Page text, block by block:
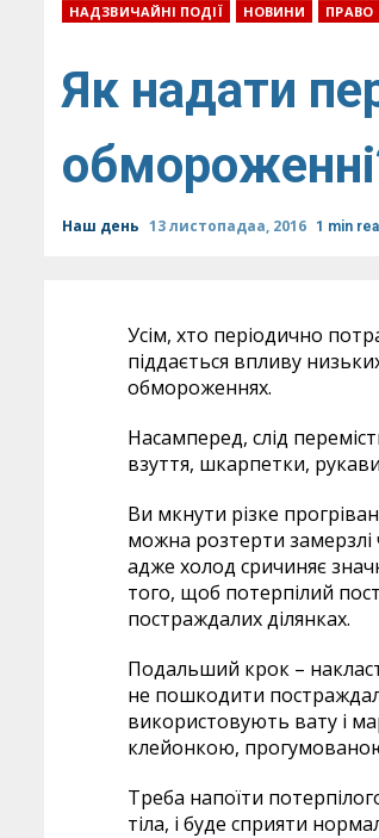
НАДЗВИЧАЙНІ ПОДІЇ НОВИНИ ПРАВО
Як надати
Наш день 13 листопадаа, 2016 1 min
Усім, хто періодично
піддається впливу
обмороженнях.
Насамперед, слід
взуття, шкарпетки,
Ви мкнути різке
можна розтерти замерзлі
адже холод сричиняє
того, щоб потерпілий
постраждалих ділянках.
Подальший крок –
не пошкодити
використовують вату і
клейонкою,
Треба напоїти
тіла, і буде сприяти